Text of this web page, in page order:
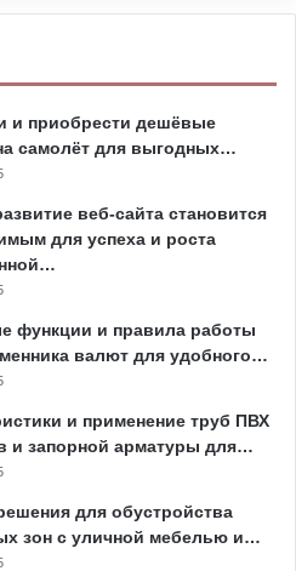
и приобрести дешёвые
самолёт для выгодных…
веб-сайта становится
для успеха и роста
функции и правила работы
валют для удобного…
и применение труб ПВХ
и запорной арматуры для…
для обустройства
зон с уличной мебелью и…